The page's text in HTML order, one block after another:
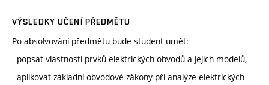
VÝSLEDKY UČENÍ PŘEDMĚTU
Po absolvování předmětu bude student umět:
- popsat vlastnosti prvků elektrických obvodů a jejich modelů,
- aplikovat základní obvodové zákony při analýze elektrických